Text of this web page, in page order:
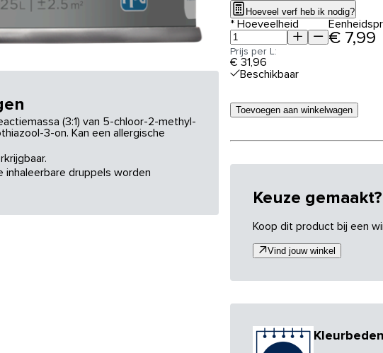
(3:1) van 5-chloor-2-methyl-
3-on. Kan een allergische
inhaleerbare druppels worden
Hoeveel verf heb ik nodig?
* Hoeveelheid
€ 7,99
Prijs per L:
€ 31,96
Beschikbaar
Toevoegen aan winkelwagen
Keuze gemaakt?
Koop dit product bij een
Vind jouw winkel